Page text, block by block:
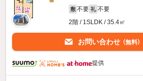
敷 不要 礼 不要
2階 / 1SLDK / 35.4㎡
お問い合わせ （無料）
提供